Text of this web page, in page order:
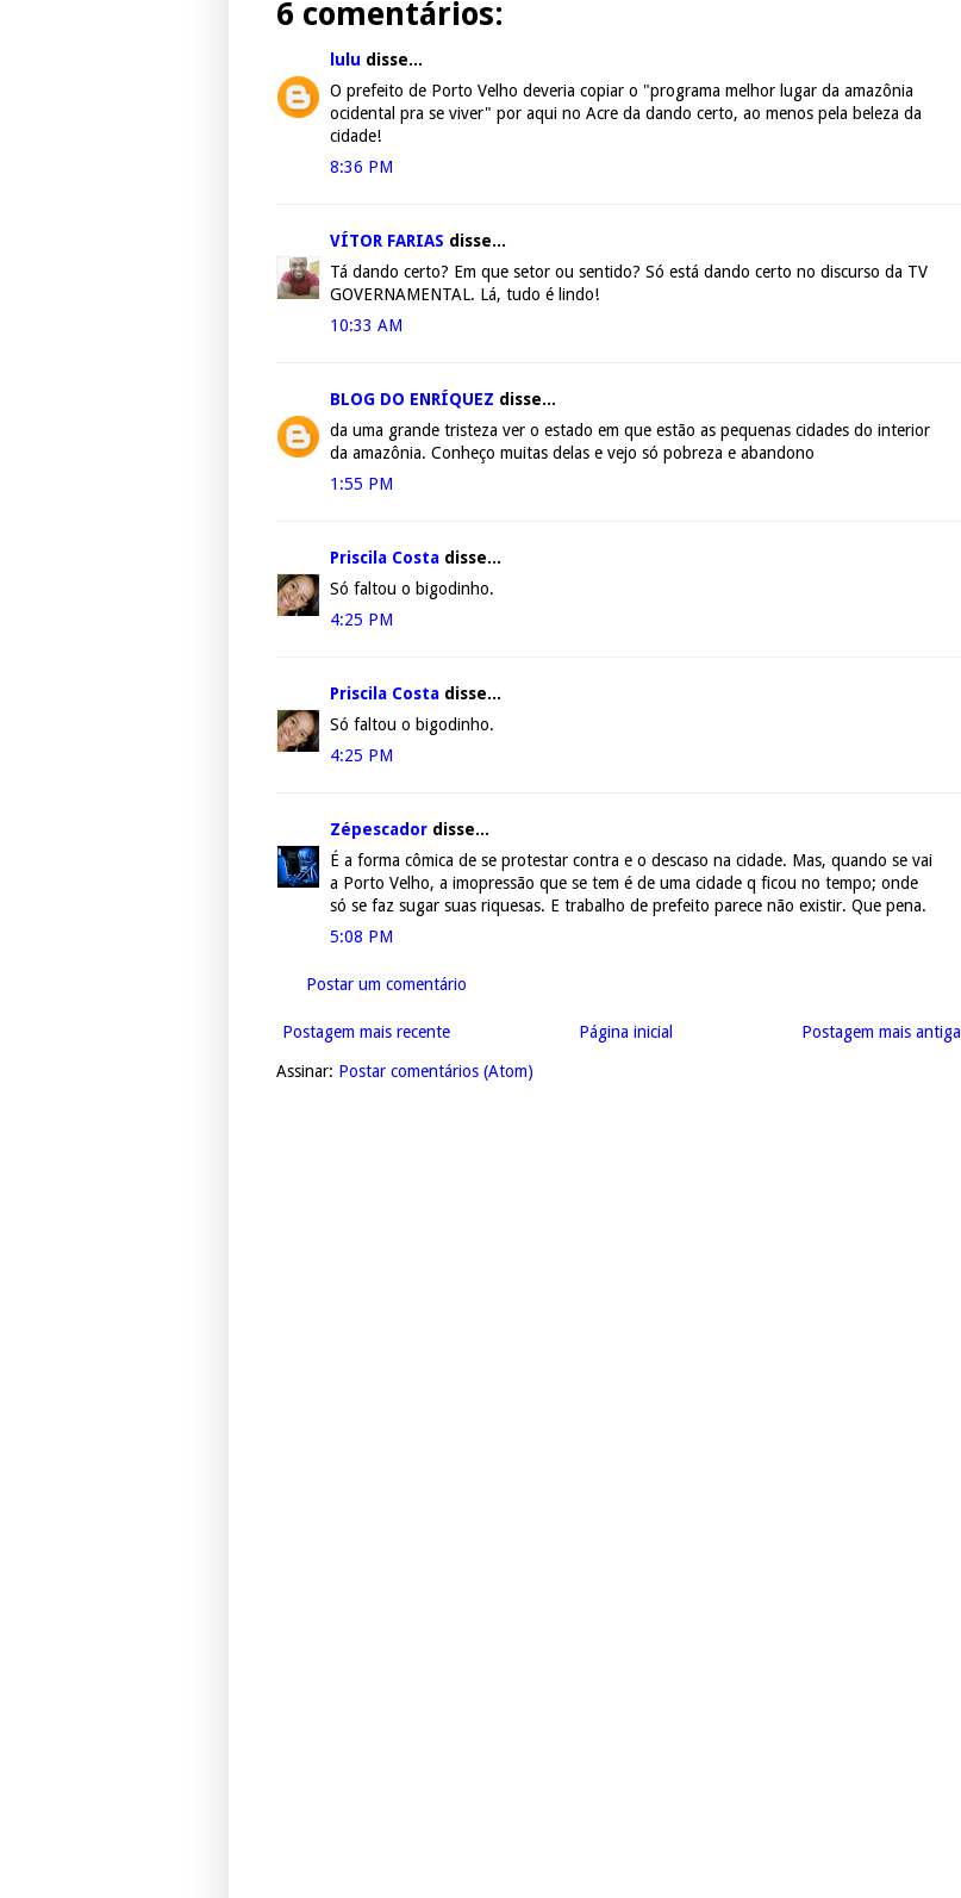
6 comentários:
lulu disse...
O prefeito de Porto Velho deveria copiar o "programa melhor lugar da amazônia
ocidental pra se viver" por aqui no Acre da dando certo, ao menos pela beleza da
cidade!
8:36 PM
VÍTOR FARIAS disse...
Tá dando certo? Em que setor ou sentido? Só está dando certo no discurso da TV
GOVERNAMENTAL. Lá, tudo é lindo!
10:33 AM
BLOG DO ENRÍQUEZ disse...
da uma grande tristeza ver o estado em que estão as pequenas cidades do interior
da amazônia. Conheço muitas delas e vejo só pobreza e abandono
1:55 PM
Priscila Costa disse...
Só faltou o bigodinho.
4:25 PM
Priscila Costa disse...
Só faltou o bigodinho.
4:25 PM
Zépescador disse...
É a forma cômica de se protestar contra e o descaso na cidade. Mas, quando se vai
a Porto Velho, a imopressão que se tem é de uma cidade q ficou no tempo; onde
só se faz sugar suas riquesas. E trabalho de prefeito parece não existir. Que pena.
5:08 PM
Postar um comentário
Postagem mais recente Postagem mais antiga
Página inicial
Assinar: Postar comentários (Atom)